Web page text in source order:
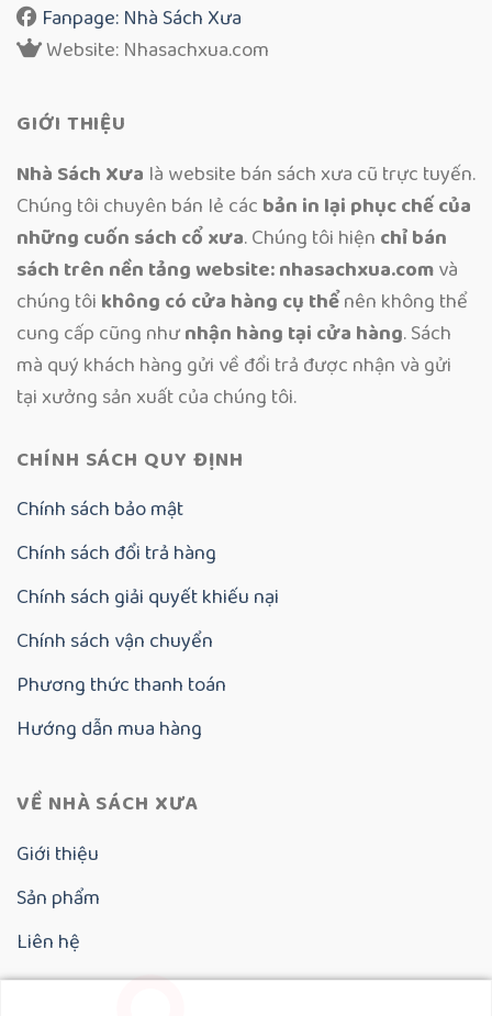
Fanpage: Nhà Sách Xưa
Website: Nhasachxua.com
GIỚI THIỆU
Nhà Sách Xưa là website bán sách xưa cũ trực tuyến.
Chúng tôi chuyên bán lẻ các bản in lại phục chế của
những cuốn sách cổ xưa. Chúng tôi hiện chỉ bán
sách trên nền tảng website: nhasachxua.comvà
chúng tôi không có cửa hàng cụ thểnên không thể
cung cấp cũng nhưnhận hàng tại cửa hàng. Sách
mà quý khách hàng gửi về đổi trả được nhận và gửi
tại xưởng sản xuất của chúng tôi.
CHÍNH SÁCH QUY ĐỊNH
Chính sách bảo mật
Chính sách đổi trả hàng
Chính sách giải quyết khiếu nại
Chính sách vận chuyển
Phương thức thanh toán
Hướng dẫn mua hàng
VỀ NHÀ SÁCH XƯA
Giới thiệu
Sản phẩm
Liên hệ